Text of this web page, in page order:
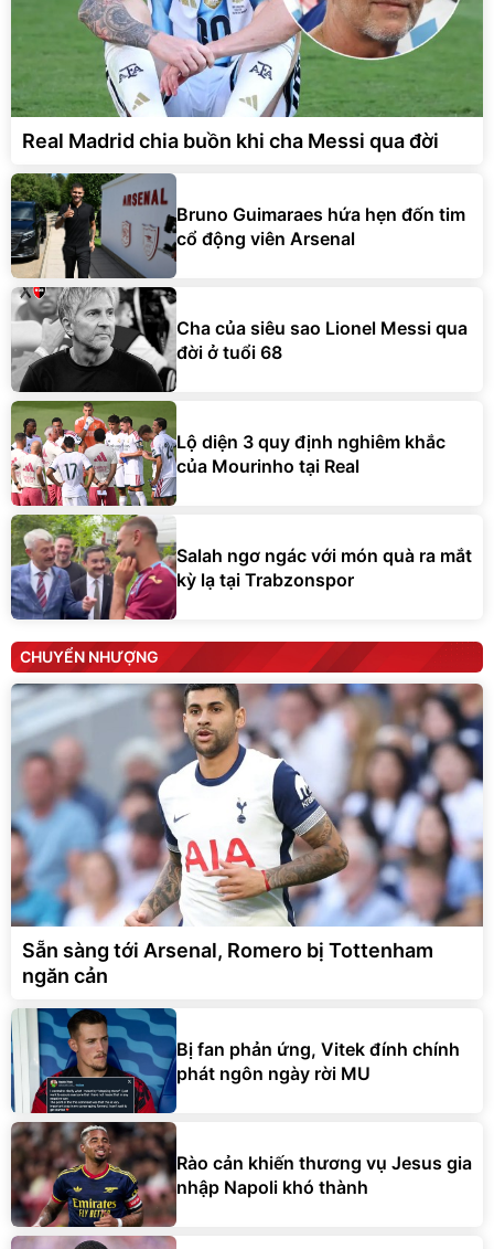
Real Madrid chia buồn khi cha Messi qua đời
Bruno Guimaraes hứa hẹn đốn tim
cổ động viên Arsenal
Cha của siêu sao Lionel Messi qua
đời ở tuổi 68
Lộ diện 3 quy định nghiêm khắc
của Mourinho tại Real
Salah ngơ ngác với món quà ra mắt
kỳ lạ tại Trabzonspor
CHUYỂN NHƯỢNG
Sẵn sàng tới Arsenal, Romero bị Tottenham
ngăn cản
Bị fan phản ứng, Vitek đính chính
phát ngôn ngày rời MU
Rào cản khiến thương vụ Jesus gia
nhập Napoli khó thành